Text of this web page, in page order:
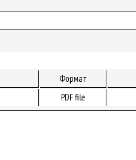
Формат
PDF file